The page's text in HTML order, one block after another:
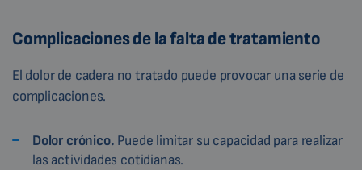
Complicaciones de la falta de tratamiento
El dolor de cadera no tratado puede provocar una serie de
complicaciones.
Dolor crónico. Puede limitar su capacidad para realizar
las actividades cotidianas.